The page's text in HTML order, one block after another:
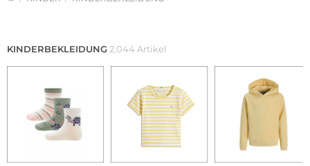
KINDERBEKLEIDUNG 2.044 Artikel